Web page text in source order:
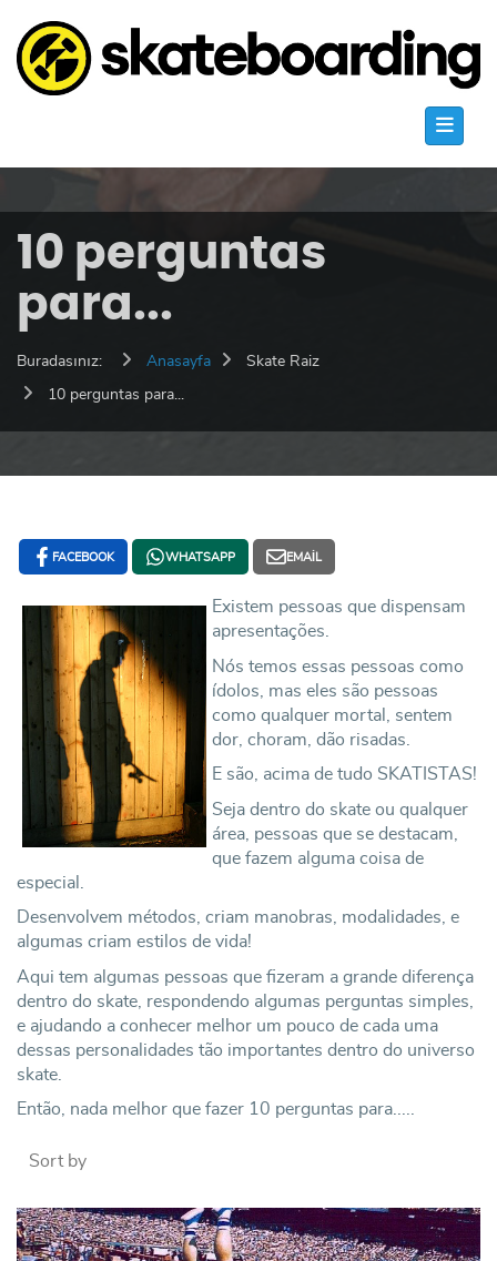
10 perguntas
para...
Buradasınız: Anasayfa
Skate Raiz
10 perguntas para...
FACEBOOK WHATSAPP EMAIL
Existem pessoas que dispensam
apresentações.
Nós temos essas pessoas como
ídolos, mas eles são pessoas
como qualquer mortal, sentem
dor, choram, dão risadas.
E são, acima de tudo SKATISTAS!
Seja dentro do skate ou qualquer
área, pessoas que se destacam,
que fazem alguma coisa de
especial.
Desenvolvem métodos, criam manobras, modalidades, e
algumas criam estilos de vida!
Aqui tem algumas pessoas que fizeram a grande diferença
dentro do skate, respondendo algumas perguntas simples,
e ajudando a conhecer melhor um pouco de cada uma
dessas personalidades tão importantes dentro do universo
skate.
Então, nada melhor que fazer 10 perguntas para.....
Sort by